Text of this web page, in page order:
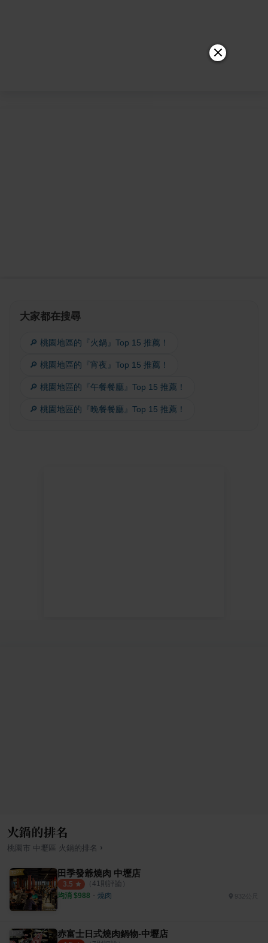
大家都在搜尋
🔎 桃園地區的『火鍋』Top 15 推薦！
🔎 桃園地區的『宵夜』Top 15 推薦！
🔎 桃園地區的『午餐餐廳』Top 15 推薦！
🔎 桃園地區的『晚餐餐廳』Top 15 推薦！
火鍋的排名
桃園市 中壢區 火鍋 的排名 ›
田季發爺燒肉 中壢店
3.5 （ 41則評論）
均消 $988 ・ 燒肉
赤富士日式燒肉鍋物-中壢店